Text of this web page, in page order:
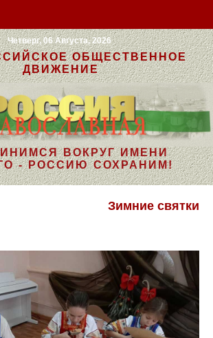
Четверг, 06 Августа, 2026
ОБЩЕСТВЕННОЕ
ДВИЖЕНИЕ
ВОКРУГ ИМЕНИ
- РОССИЮ СОХРАНИМ!
Зимние святки